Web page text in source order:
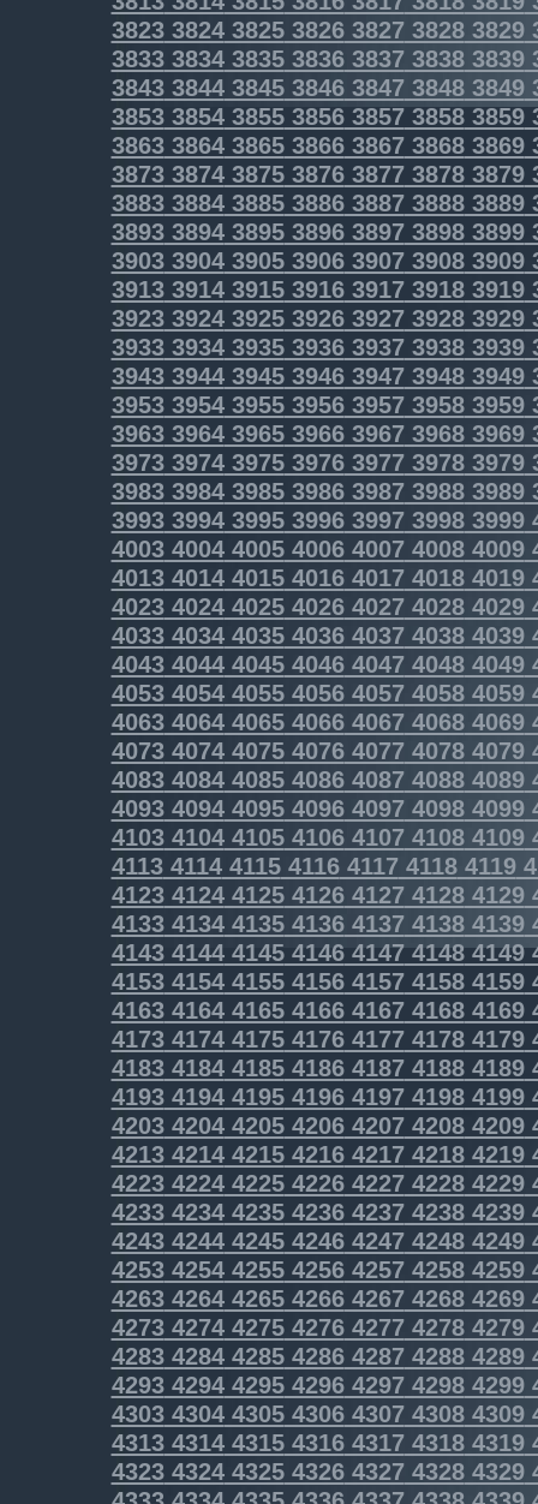
38233824382538263827 38283829
38333834383538363837 38383839
38433844384538463847 38483849
3853385438553856385738583859
3863386438653866386738683869
3873387438753876387738783879
3883388438853886388738883889
3893389438953896389738983899
3903390439053906390739083909
3913391439153916391739183919
3923392439253926392739283929
3933393439353936393739383939
3943394439453946394739483949
3953395439553956395739583959
3963396439653966396739683969
3973397439753976397739783979
3983398439853986398739883989
3993399439953996399739983999
4003400440054006400740084009
40134014401540164017 40184019
4023402440254026402740284029
40334034403540364037 40384039
40434044404540464047 40484049
40534054405540564057 40584059
4063406440654066406740684069
40734074407540764077 40784079
40834084408540864087 40884089
40934094409540964097 40984099
41034104410541064107 41084109
41134114411541164117 41184119
41234124412541264127 41284129
41334134413541364137 41384139
4143414441454146414741484149
4153415441554156415741584159
4163416441654166416741684169
4173417441754176417741784179
4183418441854186418741884189
4193419441954196419741984199
4203420442054206420742084209
4213421442154216421742184219
4223422442254226422742284229
4233423442354236423742384239
4243424442454246424742484249
4253425442554256425742584259
4263426442654266426742684269
4273427442754276427742784279
4283428442854286428742884289
4293429442954296429742984299
4303430443054306430743084309
43134314431543164317 43184319
43234324432543264327 43284329